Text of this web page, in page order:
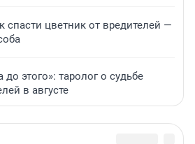
спасти цветник от вредителей —
до этого»: таролог о судьбе
в августе